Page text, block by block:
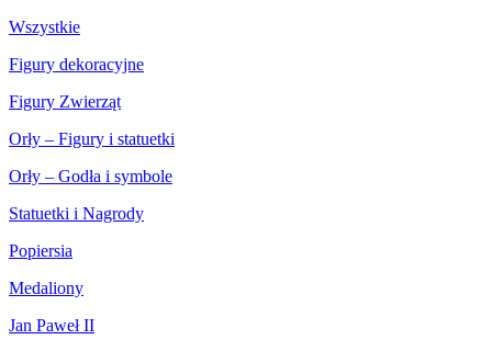
Wszystkie
Figury dekoracyjne
Figury Zwierząt
Orły – Figury i statuetki
Orły – Godła i symbole
Statuetki i Nagrody
Popiersia
Medaliony
Jan Paweł II